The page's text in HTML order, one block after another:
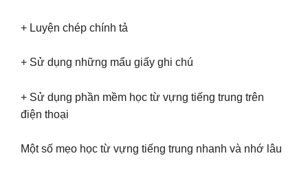
+ Luyện chép chính tả
+ Sử dụng những mẩu giấy ghi chú
+ Sử dụng phần mềm học từ vựng tiếng trung trên
điện thoại
Một số mẹo học từ vựng tiếng trung nhanh và nhớ lâu